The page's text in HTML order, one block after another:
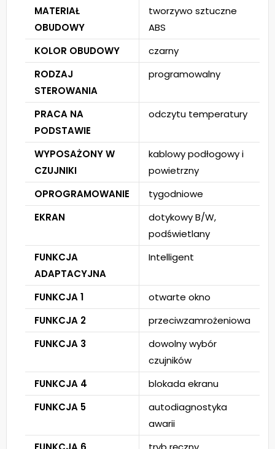
MATERIAŁ
OBUDOWY
tworzywo sztuczne
ABS
KOLOR OBUDOWY
czarny
RODZAJ
STEROWANIA
programowalny
PRACA NA
PODSTAWIE
odczytu temperatury
WYPOSAŻONY W
CZUJNIKI
kablowy podłogowy i
powietrzny
OPROGRAMOWANIE
tygodniowe
EKRAN
dotykowy B/W,
podświetlany
FUNKCJA
ADAPTACYJNA
Intelligent
FUNKCJA 1
otwarte okno
FUNKCJA 2
przeciwzamrożeniowa
FUNKCJA 3
dowolny wybór
czujników
FUNKCJA 4
blokada ekranu
FUNKCJA 5
autodiagnostyka
awarii